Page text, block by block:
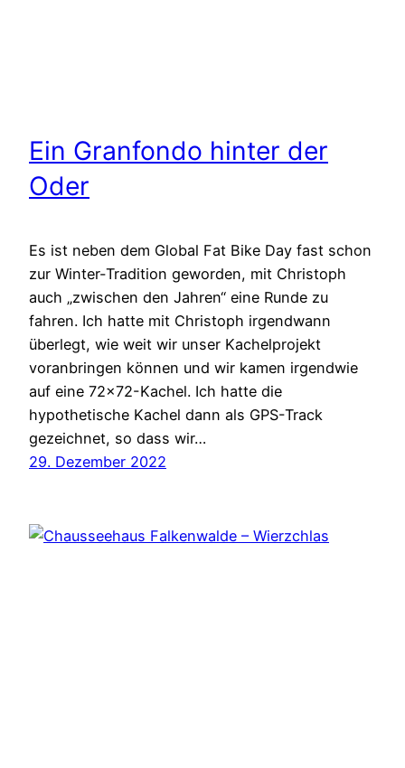
Ein Granfondo hinter der
Oder
Es ist neben dem Global Fat Bike Day fast schon
zur Winter-Tradition geworden, mit Christoph
auch „zwischen den Jahren“ eine Runde zu
fahren. Ich hatte mit Christoph irgendwann
überlegt, wie weit wir unser Kachelprojekt
voranbringen können und wir kamen irgendwie
auf eine 72×72-Kachel. Ich hatte die
hypothetische Kachel dann als GPS-Track
gezeichnet, so dass wir…
29. Dezember 2022